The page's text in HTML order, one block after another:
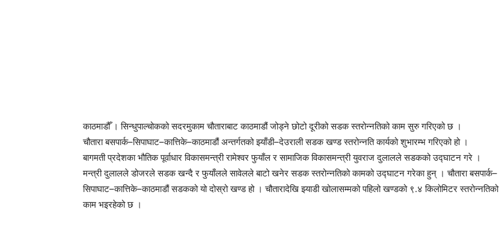
काठमाडौँ । सिन्धुपाल्चोकको सदरमुकाम चौताराबाट काठमाडौं जोड्ने छोटो दूरीको सडक स्तरोन्नतिको काम सुरु गरिएको छ ।
चौतारा बसपार्क–सिपाघाट–कात्तिके–काठमाडौं अन्तर्गतको झ्याँडी–देउराली सडक खण्ड स्तरोन्नति कार्यको शुभारम्भ गरिएको हो ।
बागमती प्रदेशका भौतिक पूर्वाधार विकासमन्त्री रामेश्वर फुयाँल र सामाजिक विकासमन्त्री युवराज दुलालले सडकको उद्घाटन गरे ।
मन्त्री दुलालले डोजरले सडक खन्दै र फुयाँलले सावेलले बाटो खनेर सडक स्तरोन्नतिको कामको उद्घाटन गरेका हुन् । चौतारा बसपार्क–
सिपाघाट–कात्तिके–काठमाडौं सडकको यो दोस्रो खण्ड हो । चौतारादेखि झ्याडी खोलासम्मको पहिलो खण्डको ९.४ किलोमिटर स्तरोन्नतिको
काम भइरहेको छ ।